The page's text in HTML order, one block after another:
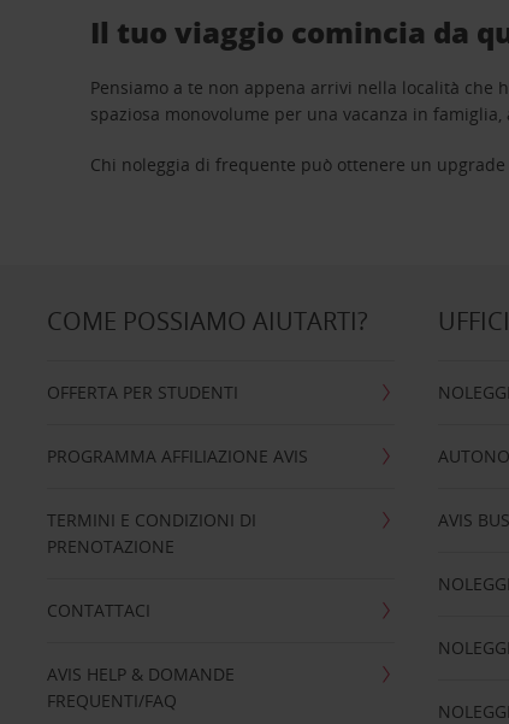
Il tuo viaggio comincia da
Pensiamo a te non appena arrivi nella località
spaziosa monovolume per una vacanza in
Chi noleggia di frequente può ottenere un
COME POSSIAMO AIUTARTI?
OFFERTA PER STUDENTI
PROGRAMMA AFFILIAZIONE AVIS
TERMINI E CONDIZIONI DI
PRENOTAZIONE
CONTATTACI
AVIS HELP & DOMANDE
FREQUENTI/FAQ
AVIS